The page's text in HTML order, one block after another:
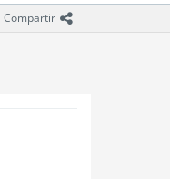
Compartir icono compartir